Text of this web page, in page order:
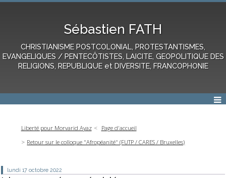
Sébastien FATH
CHRISTIANISME POSTCOLONIAL, PROTESTANTISMES,
EVANGELIQUES / PENTECÔTISTES, LAICITE, GEOPOLITIQUE DES
RELIGIONS, REPUBLIQUE et DIVERSITE, FRANCOPHONIE
Liberté pour Morvarid Ayaz
Page d'accueil
Retour sur le colloque "Afropéanité" (FUTP / CARES / Bruxelles)
lundi 17 octobre 2022